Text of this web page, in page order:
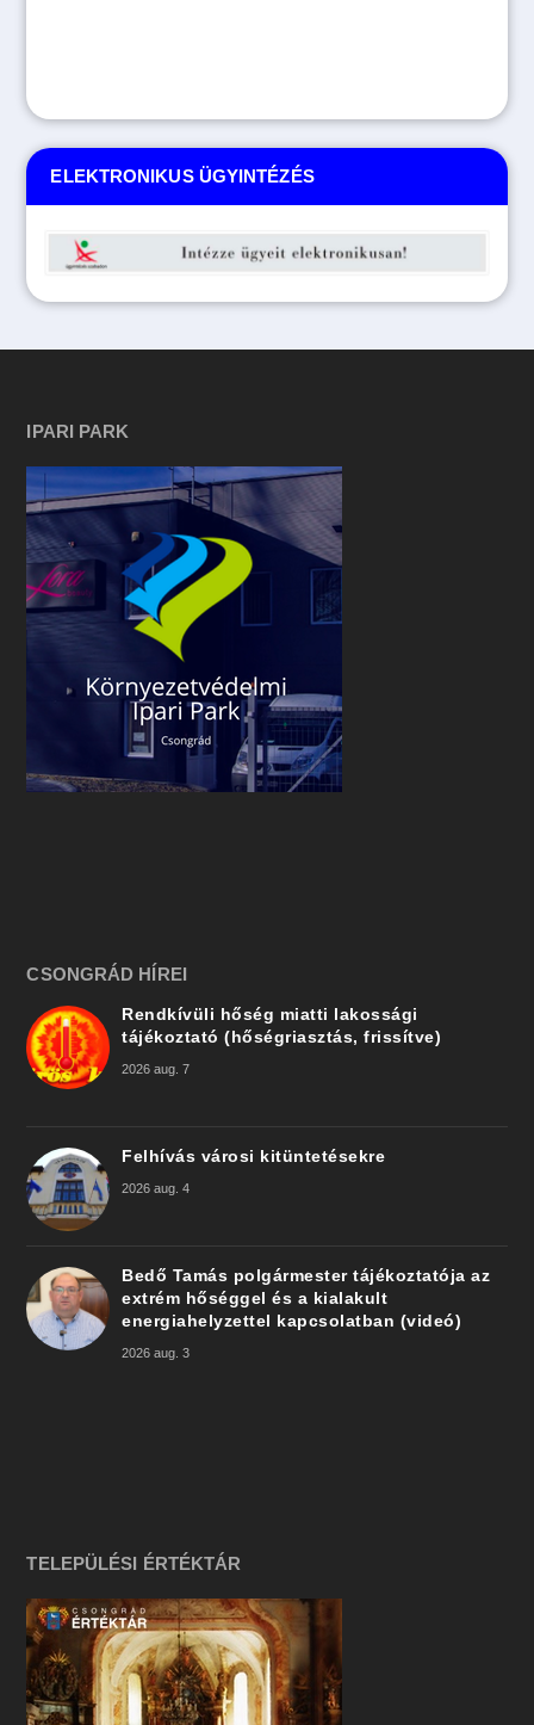
ELEKTRONIKUS ÜGYINTÉZÉS
IPARI PARK
CSONGRÁD HÍREI
Rendkívüli hőség miatti lakossági
tájékoztató (hőségriasztás, frissítve)
2026 aug. 7
Felhívás városi kitüntetésekre
2026 aug. 4
Bedő Tamás polgármester tájékoztatója az
extrém hőséggel és a kialakult
energiahelyzettel kapcsolatban (videó)
2026 aug. 3
TELEPÜLÉSI ÉRTÉKTÁR